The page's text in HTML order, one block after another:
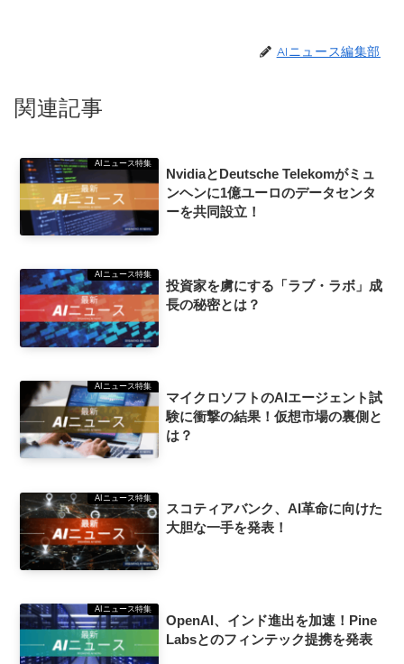
AIニュース編集部
関連記事
AIニュース特集
NvidiaとDeutsche Telekomがミュ
ンヘンに1億ユーロのデータセンタ
ーを共同設立！
AIニュース特集
投資家を虜にする「ラブ・ラボ」成
長の秘密とは？
AIニュース特集
マイクロソフトのAIエージェント試
験に衝撃の結果！仮想市場の裏側と
は？
AIニュース特集
スコティアバンク、AI革命に向けた
大胆な一手を発表！
AIニュース特集
OpenAI、インド進出を加速！Pine
Labsとのフィンテック提携を発表